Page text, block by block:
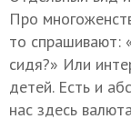
Про
то спрашивают:
сидя?» Или
детей. Есть и
нас здесь